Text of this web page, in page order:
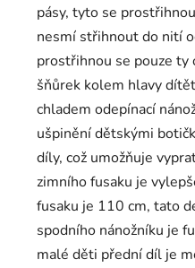
pásy, tyto se
nesmí střihnout do nití
prostřihnou se pouze
šňůrek kolem hlavy
chladem odepínací
ušpinění dětskými
díly, což umožňuje
zimního fusaku je
fusaku je 110 cm, tato
spodního nánožníku je
malé děti přední díl je